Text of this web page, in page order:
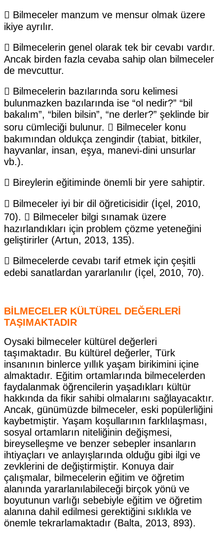
 Bilmeceler manzum ve mensur olmak üzere
ikiye ayrılır.
 Bilmecelerin genel olarak tek bir cevabı vardır.
Ancak birden fazla cevaba sahip olan bilmeceler
de mevcuttur.
 Bilmecelerin bazılarında soru kelimesi
bulunmazken bazılarında ise “ol nedir?” “bil
bakalım”, “bilen bilsin”, “ne derler?” şeklinde bir
soru cümleciği bulunur.  Bilmeceler konu
bakımından oldukça zengindir (tabiat, bitkiler,
hayvanlar, insan, eşya, manevi-dini unsurlar
vb.).
 Bireylerin eğitiminde önemli bir yere sahiptir.
 Bilmeceler iyi bir dil öğreticisidir (İçel, 2010,
70).  Bilmeceler bilgi sınamak üzere
hazırlandıkları için problem çözme yeteneğini
geliştirirler (Artun, 2013, 135).
 Bilmecelerde cevabı tarif etmek için çeşitli
edebi sanatlardan yararlanılır (İçel, 2010, 70).
BİLMECELER KÜLTÜREL DEĞERLERİ
TAŞIMAKTADIR
Oysaki bilmeceler kültürel değerleri
taşımaktadır. Bu kültürel değerler, Türk
insanının binlerce yıllık yaşam birikimini içine
almaktadır. Eğitim ortamlarında bilmecelerden
faydalanmak öğrencilerin yaşadıkları kültür
hakkında da fikir sahibi olmalarını sağlayacaktır.
Ancak, günümüzde bilmeceler, eski popülerliğini
kaybetmiştir. Yaşam koşullarının farklılaşması,
sosyal ortamların niteliğinin değişmesi,
bireyselleşme ve benzer sebepler insanların
ihtiyaçları ve anlayışlarında olduğu gibi ilgi ve
zevklerini de değiştirmiştir. Konuya dair
çalışmalar, bilmecelerin eğitim ve öğretim
alanında yararlanılabileceği birçok yönü ve
boyutunun varlığı sebebiyle eğitim ve öğretim
alanına dahil edilmesi gerektiğini sıklıkla ve
önemle tekrarlamaktadır (Balta, 2013, 893).